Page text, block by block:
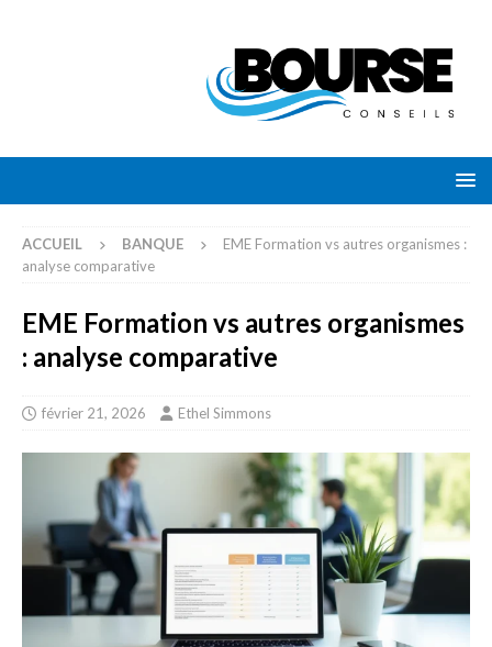
ACCUEIL BANQUE
EME Formation vs autres organismes :
analyse comparative
EME Formation vs autres organismes
: analyse comparative
février 21, 2026 Ethel Simmons